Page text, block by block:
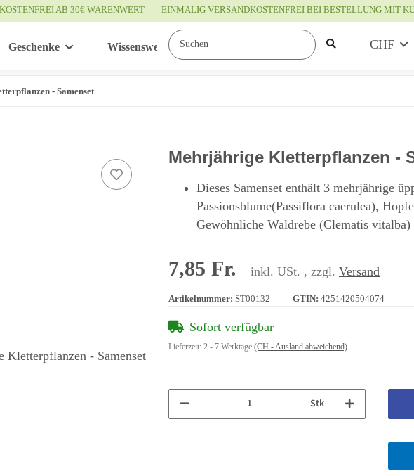
AB 30€ WARENWERT EINMALIG VERSANDKOSTENFREI BEI BESTELLUNG MIT
CHF
Geschenke Wissenswertes
- Samenset
Mehrjährige Kletterpflanzen -
Dieses Samenset enthält 3 mehrjährige
Passionsblume(Passiflora caerulea),
Gewöhnliche Waldrebe (Clematis vitalba)
7,85 Fr. inkl. USt. , zzgl. Versand
Artikelnummer: ST00132 GTIN: 4251420504074
Sofort verfügbar
Lieferzeit: 2 - 7 Werktage (CH - Ausland abweichend)
Stk